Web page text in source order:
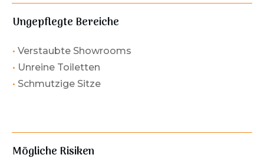
Ungepflegte Bereiche
• Verstaubte Showrooms
• Unreine Toiletten
• Schmutzige Sitze
Mögliche Risiken